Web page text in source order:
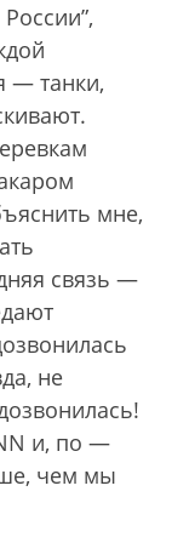
— танки,
мне,
связь —
не
и, по —
чем мы